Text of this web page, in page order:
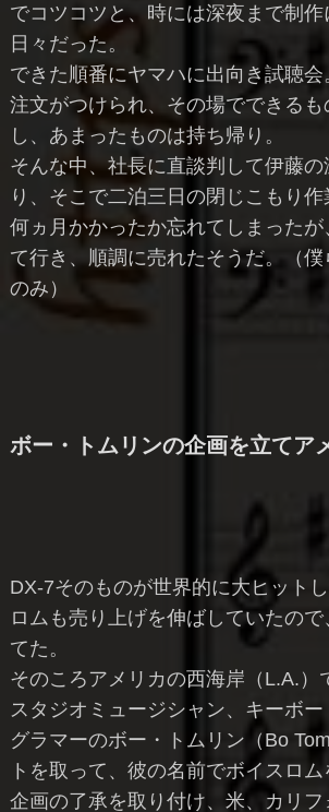
でコツコツと、時には深夜まで制作
日々だった。
できた順番にヤマハに出向き試聴
注文がつけられ、その場でできる
し、あまったものは持ち帰り。
そんな中、社長に直談判して伊藤
り、そこで二泊三日の閉じこもり作
何ヵ月かかったか忘れてしまったが
て行き、順調に売れたそうだ。（
のみ）
ボー・トムリンの企画を立てア
DX-7そのものが世界的に大ヒット
ロムも売り上げを伸ばしていたの
てた。
そのころアメリカの西海岸（L.A.）
スタジオミュージシャン、キーボー
グラマーのボー・トムリン（Bo
トを取って、彼の名前でボイスロ
企画の了承を取り付け、米、カリ